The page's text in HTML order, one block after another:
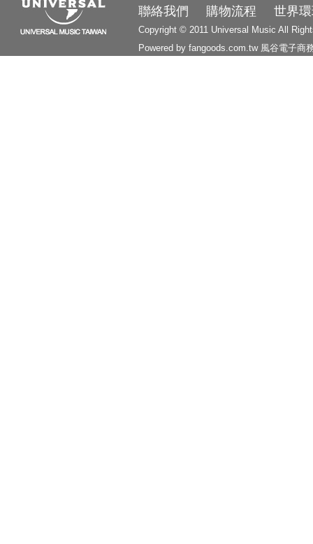
聯絡我們 購物流程 世界
Copyright © 2011 Universal Music All
Powered by fangoods.com.tw 風谷電子商